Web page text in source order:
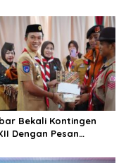
Bekali Kontingen
Dengan Pesan